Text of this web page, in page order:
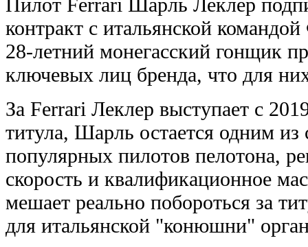
контракт с итальянской
28-летний монегасский гонщик
ключевых лиц бренда, что для
За Ferrari Леклер выступает с
титула, Шарль остается одним
популярных пилотов пелотона,
скорость и квалификационное
мешает реально побороться за
для итальянской "конюшни"